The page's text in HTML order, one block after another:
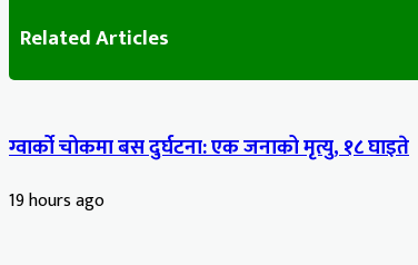
Related Articles
ग्वार्को चोकमा बस दुर्घटना: एक जनाको मृत्यु, १८ घाइते
19 hours ago